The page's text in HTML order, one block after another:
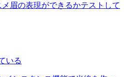
眉の表現ができるかテストして